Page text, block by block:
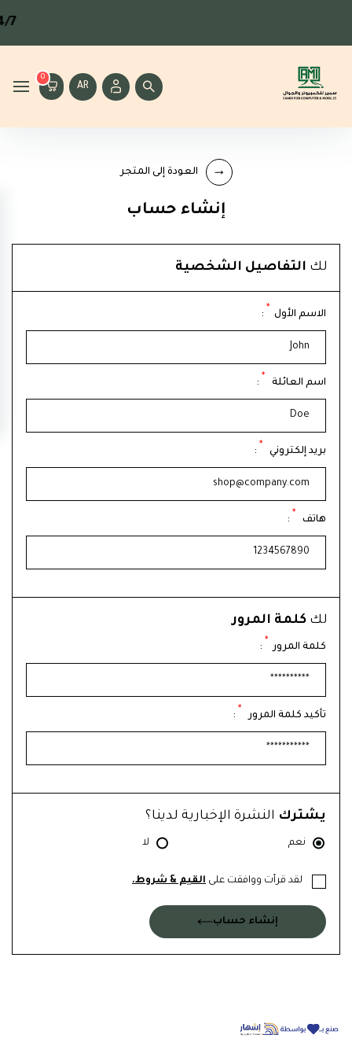
7
AR
0
العودة إلى المتجر
إنشاء حساب
لك التفاصيل الشخصية
الاسم الأول *
:
اسم العائلة *
:
بريد إلكتروني *
:
هاتف *
:
لك كلمة المرور
كلمة المرور *
:
تأكيد كلمة المرور *
:
يشترك النشرة الإخبارية لدينا؟
نعم لا
لقد قرأت ووافقت على القيم & شروط.
إنشاء حساب